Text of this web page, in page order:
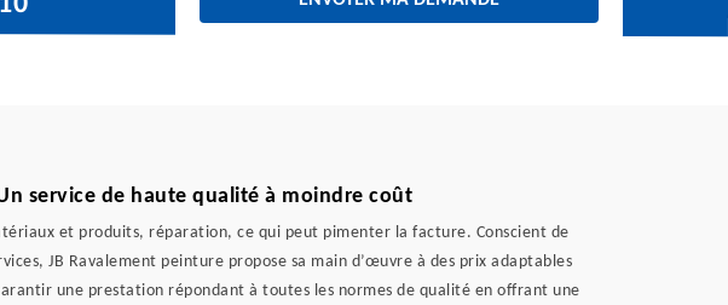
service de haute qualité à moindre coût
et produits, réparation, ce qui peut pimenter la facture. Conscient de
JB Ravalement peinture propose sa main d’œuvre à des prix adaptables
une prestation répondant à toutes les normes de qualité en offrant une